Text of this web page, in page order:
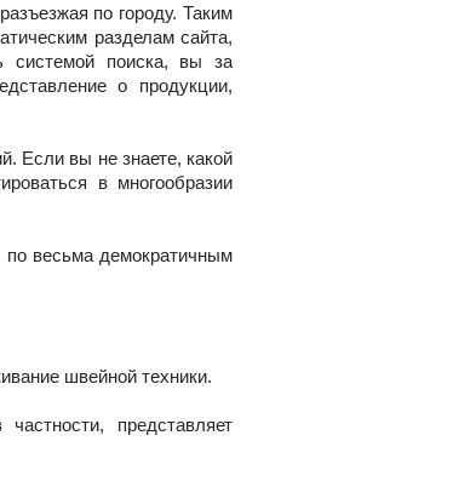
по городу. Таким
разделам сайта,
системой поиска, вы за
о продукции,
Если вы не знаете, какой
в многообразии
по весьма демократичным
швейной техники.
представляет